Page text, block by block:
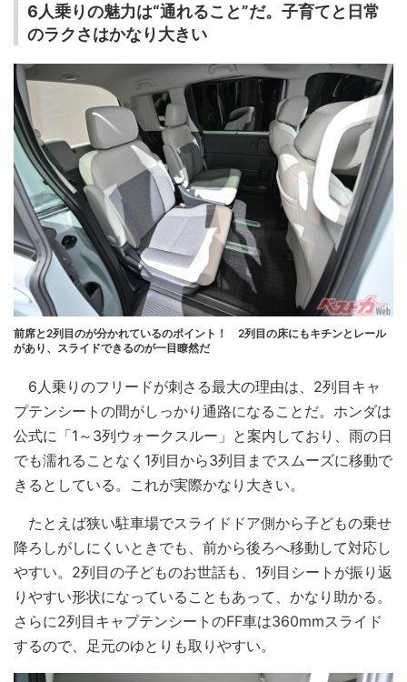
6人乗りの魅力は“通れること”だ。子育てと日常
のラクさはかなり大きい
前席と2列目のが分かれているのポイント！ 2列目の床にもキチンとレール
があり、スライドできるのが一目瞭然だ
6人乗りのフリードが刺さる最大の理由は、2列目キャ
プテンシートの間がしっかり通路になることだ。ホンダは
公式に「1～3列ウォークスルー」と案内しており、雨の日
でも濡れることなく1列目から3列目までスムーズに移動で
きるとしている。これが実際かなり大きい。
たとえば狭い駐車場でスライドドア側から子どもの乗せ
降ろしがしにくいときでも、前から後ろへ移動して対応し
やすい。2列目の子どものお世話も、1列目シートが振り返
りやすい形状になっていることもあって、かなり助かる。
さらに2列目キャプテンシートのFF車は360mmスライド
するので、足元のゆとりも取りやすい。